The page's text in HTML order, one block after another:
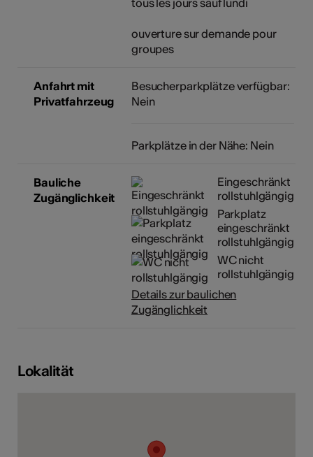
ouverture sur demande pour
groupes
Anfahrt mit
Privatfahrzeug
Besucherparkplätze verfügbar:
Nein
Parkplätze in der Nähe: Nein
Bauliche
Zugänglichkeit
Eingeschränkt
rollstuhlgängig
Parkplatz
eingeschränkt
rollstuhlgängig
WC nicht
rollstuhlgängig
Details zur baulichen
Zugänglichkeit
Lokalität